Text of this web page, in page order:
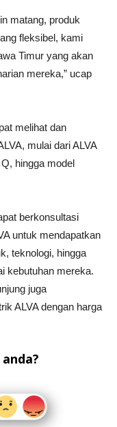
matang, produk
fleksibel, kami
Timur yang akan
mereka,” ucap
melihat dan
mulai dari ALVA
hingga model
berkonsultasi
untuk mendapatkan
teknologi, hingga
kebutuhan mereka.
juga
ALVA dengan harga